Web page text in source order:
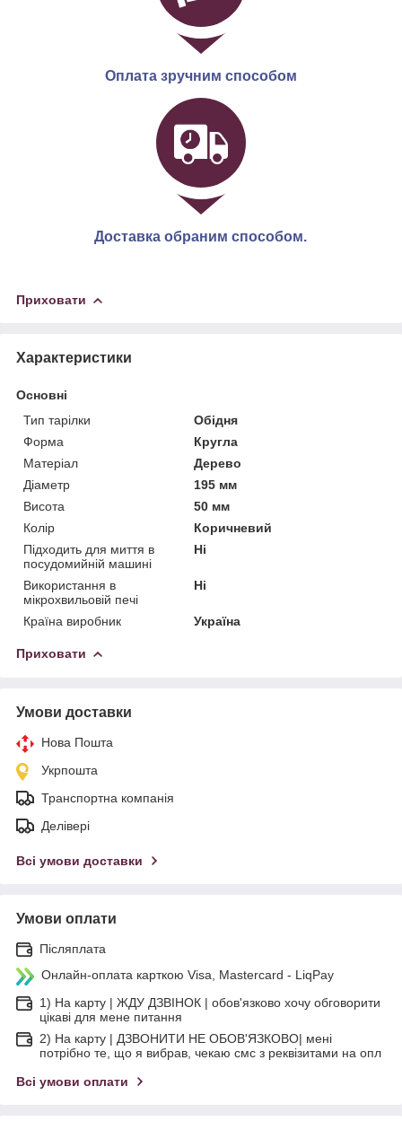
Оплата зручним способом
Доставка обраним способом.
Приховати
Характеристики
Основні
Тип тарілки
Обідня
Форма
Кругла
Матеріал
Дерево
Діаметр
195 мм
Висота
50 мм
Колір
Коричневий
Підходить для миття в
посудомийній машині
Ні
Використання в
мікрохвильовій печі
Ні
Країна виробник Україна
Приховати
Умови доставки
Нова Пошта
Укрпошта
Транспортна компанія
Делівері
Всі умови доставки
Умови оплати
Післяплата
Онлайн-оплата карткою Visa, Mastercard - LiqPay
1) На карту | ЖДУ ДЗВІНОК | обов'язково хочу обговорити
цікаві для мене питання
2) На карту | ДЗВОНИТИ НЕ ОБОВ'ЯЗКОВО| мені
потрібно те, що я вибрав, чекаю смс з реквізитами на опл
Всі умови оплати